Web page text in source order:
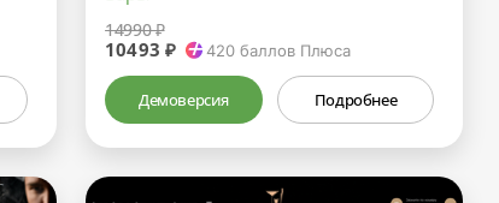
14990 ₽
10493 ₽ 420 баллов Плюса
Демоверсия Подробнее